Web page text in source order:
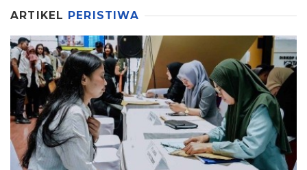
ARTIKEL PERISTIWA